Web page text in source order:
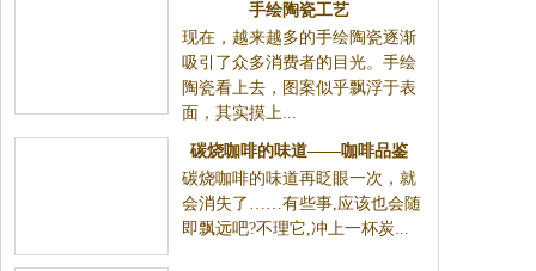
手绘陶瓷工艺
现在，越来越多的手绘陶瓷逐渐
吸引了众多消费者的目光。手绘
陶瓷看上去，图案似乎飘浮于表
面，其实摸上...
碳烧咖啡的味道——咖啡品鉴
碳烧咖啡的味道再眨眼一次，就
会消失了……有些事,应该也会随
即飘远吧?不理它,冲上一杯炭...